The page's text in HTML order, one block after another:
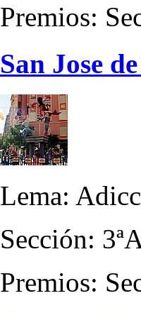
Premios:
San Jose
Lema:
Sección:
Premios: